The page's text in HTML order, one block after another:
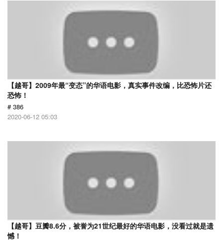
【越哥】2009年最“变态”的华语电影，真实事件改编，比恐怖片还
恐怖！
# 386
2020-06-12 05:03
【越哥】豆瓣8.6分，被誉为21世纪最好的华语电影，没看过就是遗
憾！